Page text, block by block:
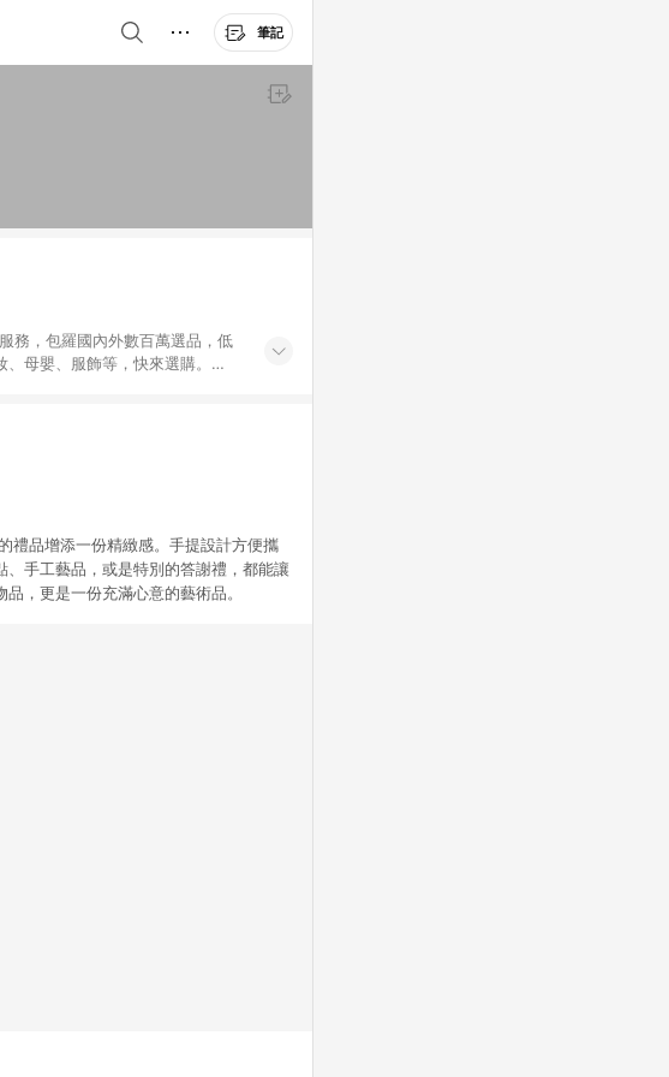
筆記
務，包羅國內外數百萬選品，低
母嬰、服飾等，快來選購。
禮品增添一份精緻感。手提設計方便攜
手工藝品，或是特別的答謝禮，都能讓
，更是一份充滿心意的藝術品。